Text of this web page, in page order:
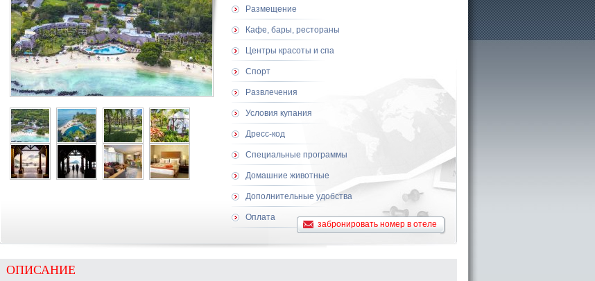
Размещение
Кафе, бары, рестораны
Центры красоты и спа
Спорт
Развлечения
Условия купания
Дресс-код
Специальные программы
Домашние животные
Дополнительные удобства
Оплата
забронировать номер в отеле
ОПИСАНИЕ